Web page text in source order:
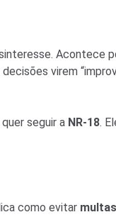
Acontece
virem
seguir a NR-18.
como evitar multas